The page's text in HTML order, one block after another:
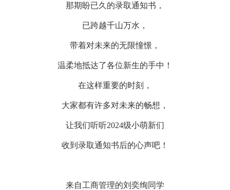
那期盼已久的录取通知书，
已跨越千山万水，
带着对未来的无限憧憬，
温柔地抵达了各位新生的手中！
在这样重要的时刻，
大家都有许多对未来的畅想，
让我们听听2024级小萌新们
收到录取通知书后的心声吧！
来自工商管理的刘奕绚同学